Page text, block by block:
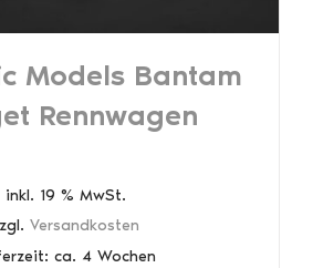
Models Bantam
Rennwagen
inkl. 19 % MwSt.
Versandkosten
ca. 4 Wochen